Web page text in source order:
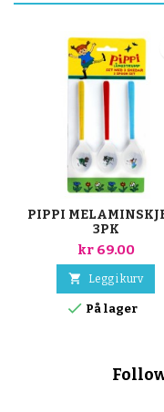
PIPPI
3PK
kr 69.00
 Legg i kurv
 På lager